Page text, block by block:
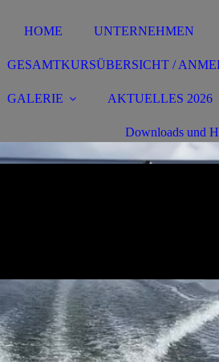
HOME UNTERNEHMEN
GESAMTKURSÜBERSICHT /
GALERIE AKTUELLES 2026
Downloads und